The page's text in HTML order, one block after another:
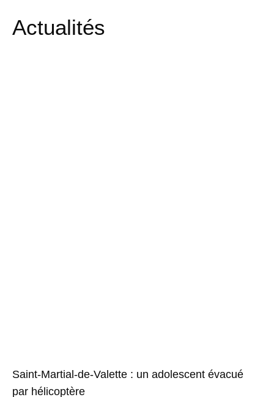
Actualités
Saint-Martial-de-Valette : un adolescent évacué
par hélicoptère